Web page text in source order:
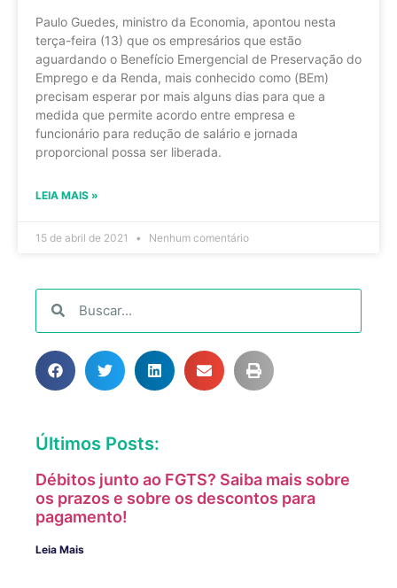
Paulo Guedes, ministro da Economia, apontou nesta
terça-feira (13) que os empresários que estão
aguardando o Benefício Emergencial de Preservação do
Emprego e da Renda, mais conhecido como (BEm)
precisam esperar por mais alguns dias para que a
medida que permite acordo entre empresa e
funcionário para redução de salário e jornada
proporcional possa ser liberada.
LEIA MAIS »
15 de abril de 2021 Nenhum comentário
Últimos Posts:
Débitos junto ao FGTS? Saiba mais sobre
os prazos e sobre os descontos para
pagamento!
Leia Mais